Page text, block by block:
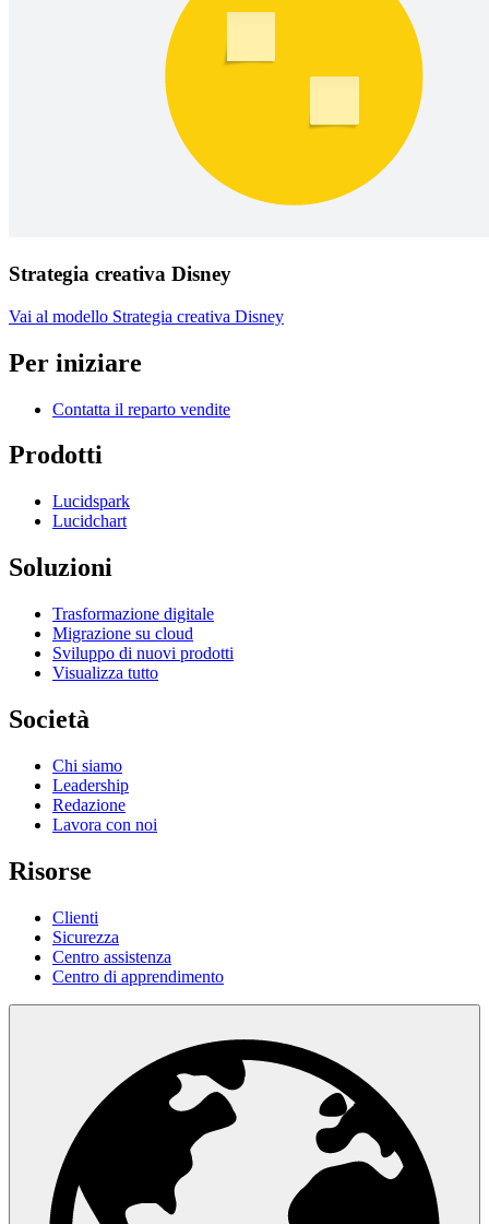
Strategia creativa Disney
Vai al modello Strategia creativa Disney
Per iniziare
Contatta il reparto vendite
Prodotti
Lucidspark
Lucidchart
Soluzioni
Trasformazione digitale
Migrazione su cloud
Sviluppo di nuovi prodotti
Visualizza tutto
Società
Chi siamo
Leadership
Redazione
Lavora con noi
Risorse
Clienti
Sicurezza
Centro assistenza
Centro di apprendimento